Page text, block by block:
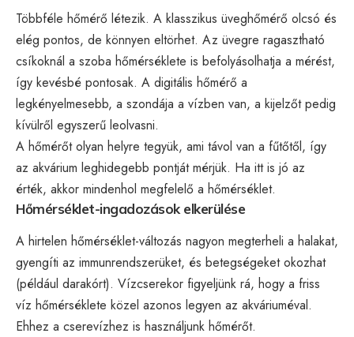
Többféle hőmérő létezik. A klasszikus üveghőmérő olcsó és
elég pontos, de könnyen eltörhet. Az üvegre ragasztható
csíkoknál a szoba hőmérséklete is befolyásolhatja a mérést,
így kevésbé pontosak. A digitális hőmérő a
legkényelmesebb, a szondája a vízben van, a kijelzőt pedig
kívülről egyszerű leolvasni.
A hőmérőt olyan helyre tegyük, ami távol van a fűtőtől, így
az akvárium leghidegebb pontját mérjük. Ha itt is jó az
érték, akkor mindenhol megfelelő a hőmérséklet.
Hőmérséklet-ingadozások elkerülése
A hirtelen hőmérséklet-változás nagyon megterheli a halakat,
gyengíti az immunrendszerüket, és betegségeket okozhat
(például darakórt). Vízcserekor figyeljünk rá, hogy a friss
víz hőmérséklete közel azonos legyen az akváriuméval.
Ehhez a cserevízhez is használjunk hőmérőt.